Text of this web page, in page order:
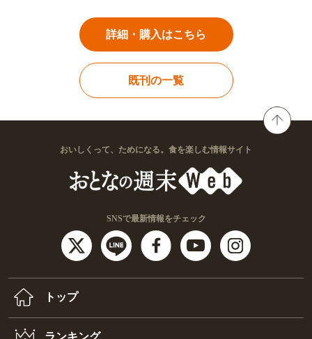
詳細・購入はこちら
既刊の一覧
おいしくって、ためになる。食を楽しむ情報サイト
SNSで最新情報をチェック
トップ
ランキング